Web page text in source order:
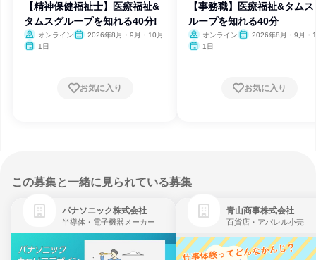
【精神保健福祉士】医療福祉&
タムスグループを知れる40分!
オンライン
2026年8月・9月・10月
1日
お気に入り
【事務職】医療福祉&タム
ループを知れる40分
オンライン
2026年8月・9月・
1日
お気に入り
この募集と一緒に見られている募集
パナソニック株式会社
半導体・電子機器メーカー
青山商事株式会社
百貨店・アパレル小売